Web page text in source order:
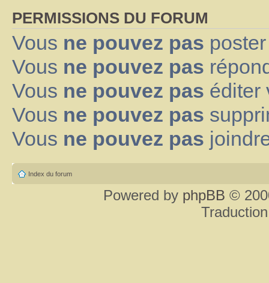
PERMISSIONS DU FORUM
Vous ne pouvez pas
Vous ne pouvez pas
Vous ne pouvez pas éditer
Vous ne pouvez pas
Vous ne pouvez pas
Index du forum
Powered by phpBB ©